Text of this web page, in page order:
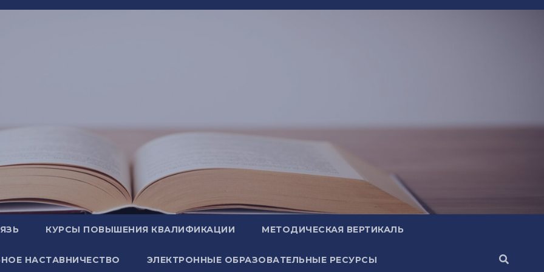
КУРСЫ ПОВЫШЕНИЯ КВАЛИФИКАЦИИ МЕТОДИЧЕСКАЯ ВЕРТИКАЛЬ
НАСТАВНИЧЕСТВО ЭЛЕКТРОННЫЕ ОБРАЗОВАТЕЛЬНЫЕ РЕСУРСЫ